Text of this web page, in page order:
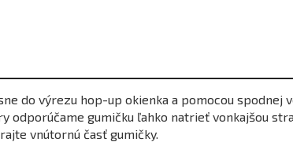
do výrezu hop-up okienka a pomocou spodnej
odporúčame gumičku ľahko natrieť vonkajšou
vnútornú časť gumičky.